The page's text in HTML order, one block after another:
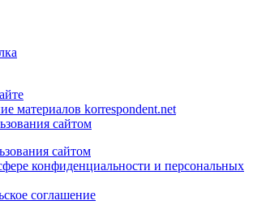
материалов korrespondent.net
сайтом
сайтом
конфиденциальности и персональных
соглашение